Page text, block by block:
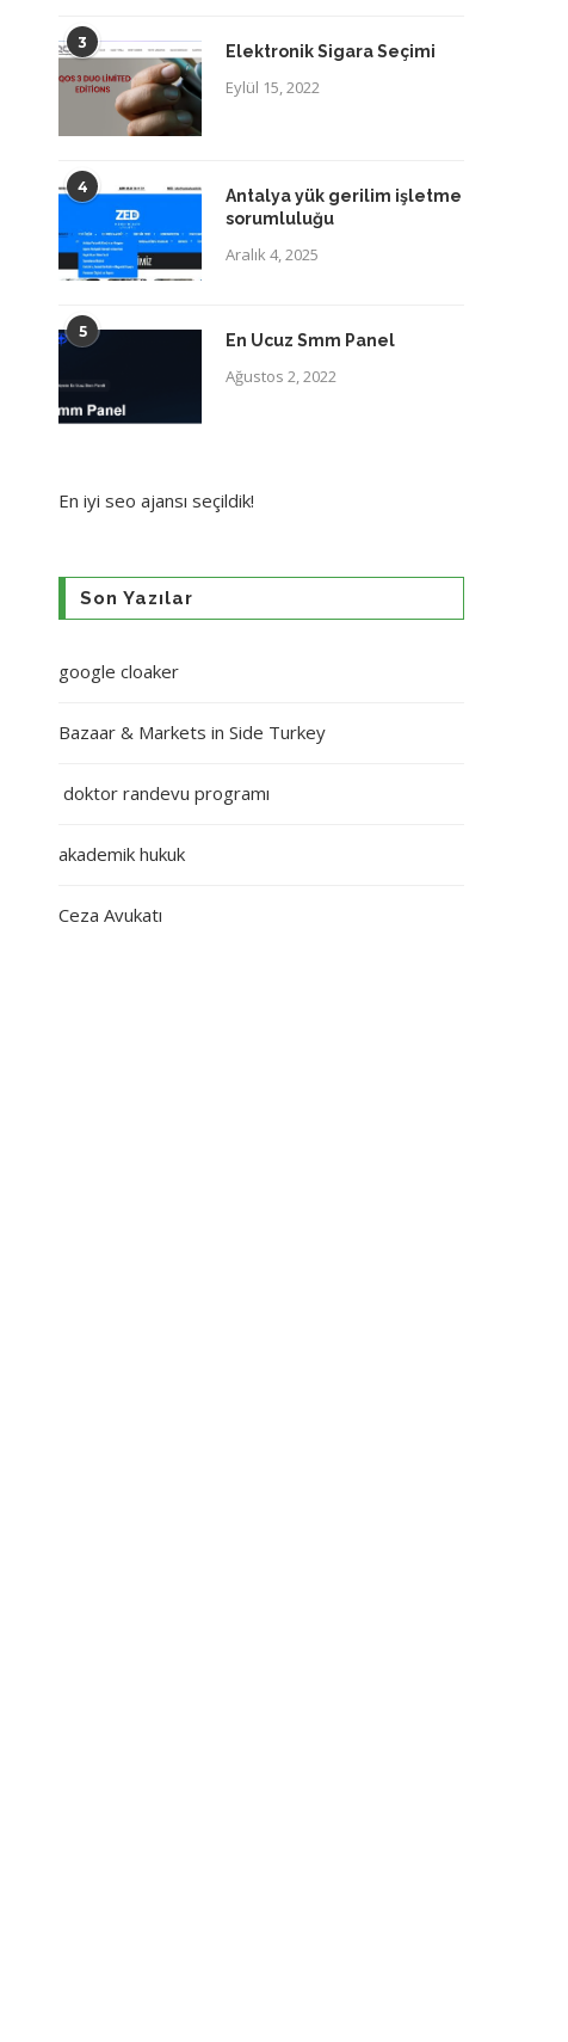
3 Elektronik Sigara Seçimi
Eylül 15, 2022
4
Antalya yük gerilim işletme
sorumluluğu
Aralık 4, 2025
5 En Ucuz Smm Panel
Ağustos 2, 2022
En iyi seo ajansı seçildik!
Son Yazılar
google cloaker
Bazaar & Markets in Side Turkey
doktor randevu programı
akademik hukuk
Ceza Avukatı